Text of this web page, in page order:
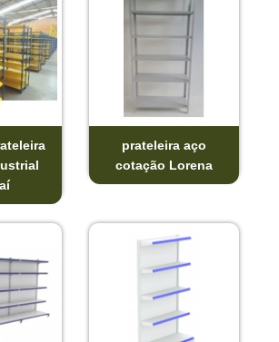
prateleira aço
cotação Lorena